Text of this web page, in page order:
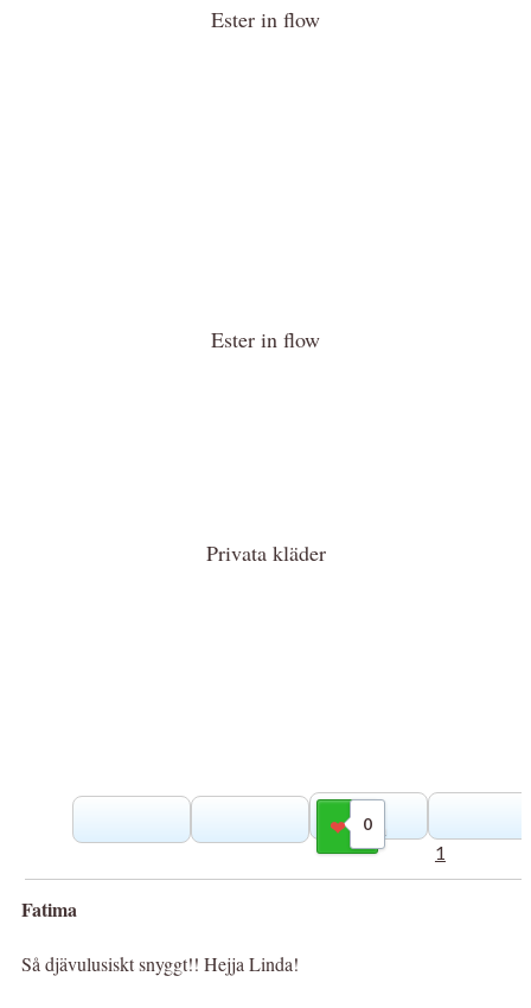
Ester in flow
Ester in flow
Privata kläder
0
Gilla
1
Fatima
Så djävulusiskt snyggt!! Hejja Linda!